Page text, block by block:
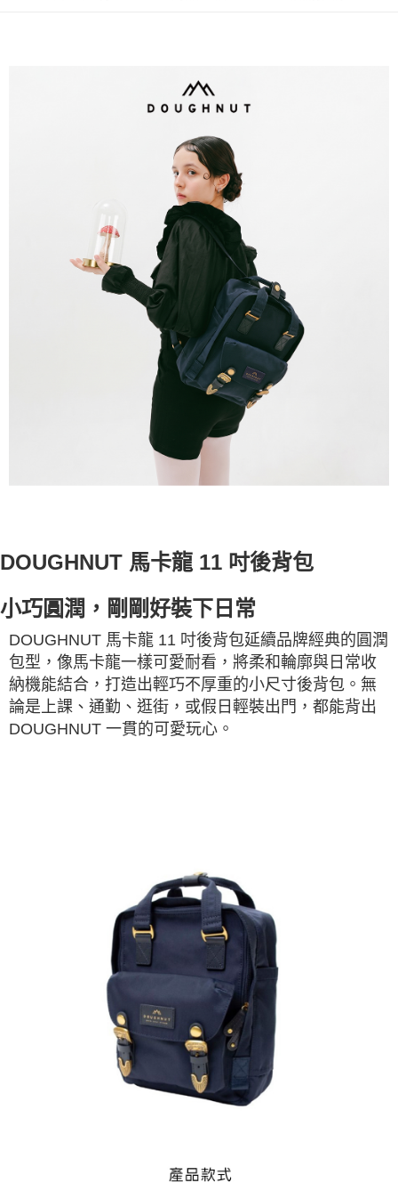
DOUGHNUT 馬卡龍 11 吋後背包
小巧圓潤，剛剛好裝下日常
DOUGHNUT 馬卡龍 11 吋後背包延續品牌經典的圓潤
包型，像馬卡龍一樣可愛耐看，將柔和輪廓與日常收
納機能結合，打造出輕巧不厚重的小尺寸後背包。無
論是上課、通勤、逛街，或假日輕裝出門，都能背出
DOUGHNUT 一貫的可愛玩心。